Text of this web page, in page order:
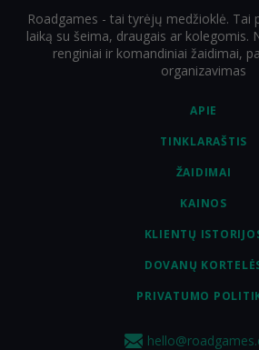
APIE
TINKLARAŠTIS
ŽAIDIMAI
KAINOS
KLIENTŲ
DOVANŲ
PRIVATUMO
Roadgames - tai tyrėjų medžioklė. Tai
laiką su šeima, draugais ar kolegomis.
renginiai ir komandiniai žaidimai,
organizavimas